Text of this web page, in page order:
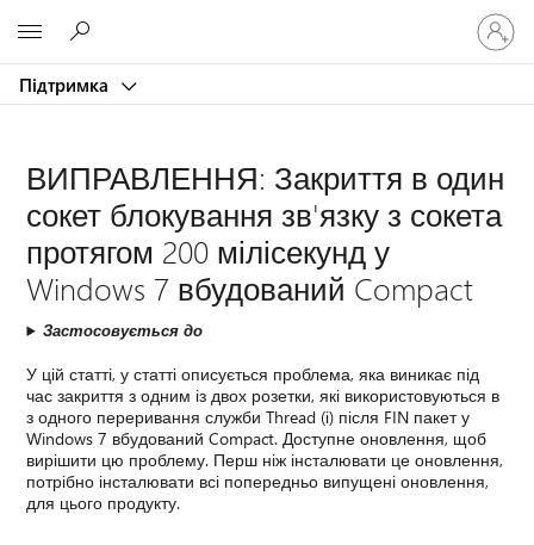
Підтримка
Увійдіть
свій
запис
ВИПРАВЛЕННЯ: Закриття в один
сокет блокування зв'язку з сокета
протягом 200 мілісекунд у
Windows 7 вбудований Compact
Застосовується до
У цій статті, у статті описується проблема, яка виникає під
час закриття з одним із двох розетки, які використовуються в
з одного переривання служби Thread (і) після FIN пакет у
Windows 7 вбудований Compact. Доступне оновлення, щоб
вирішити цю проблему. Перш ніж інсталювати це оновлення,
потрібно інсталювати всі попередньо випущені оновлення,
для цього продукту.